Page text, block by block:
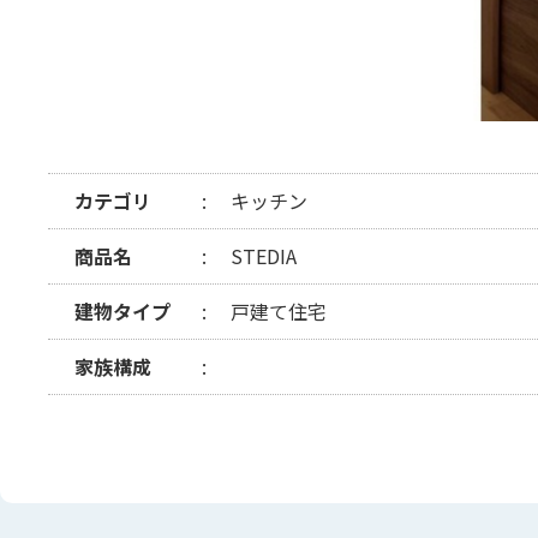
カテゴリ
キッチン
商品名
STEDIA
建物タイプ
戸建て住宅
家族構成